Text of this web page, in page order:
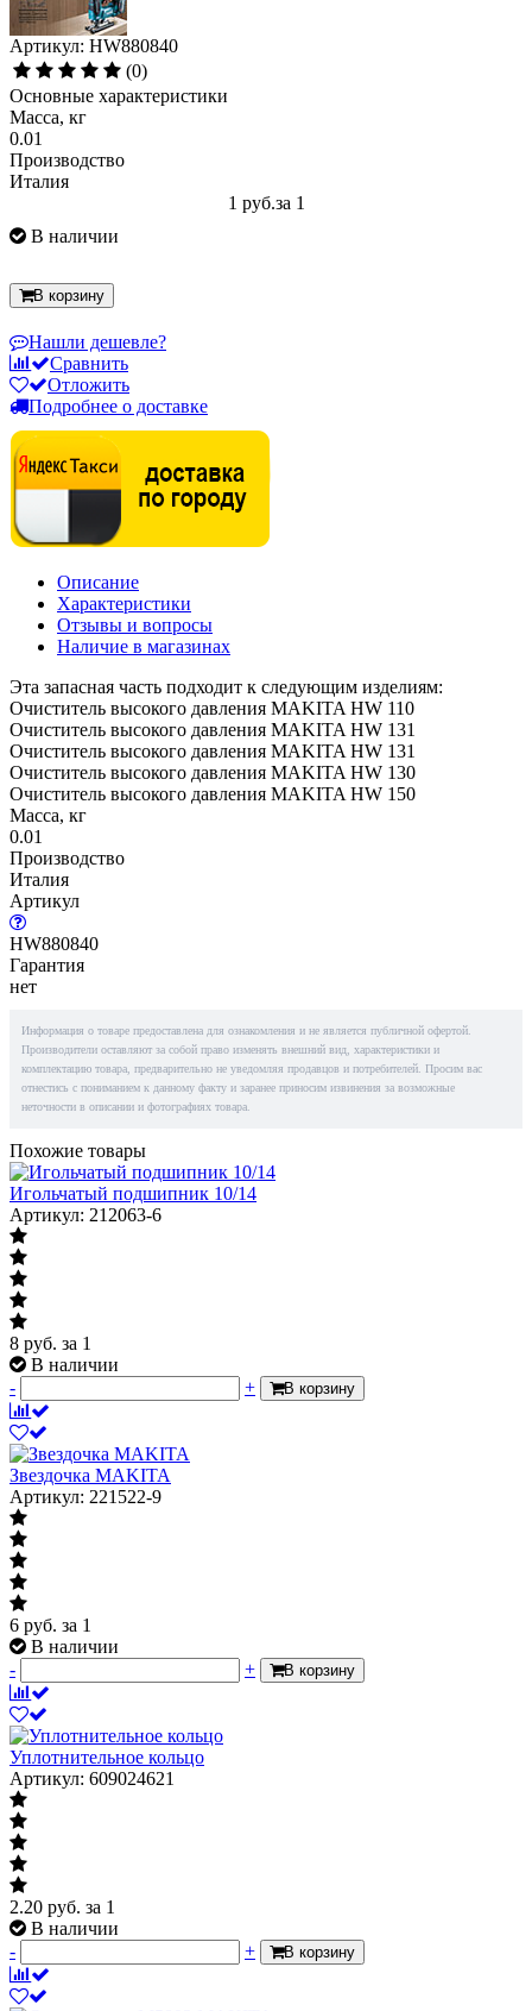
Артикул: HW880840
(0)
Основные характеристики
Масса, кг
0.01
Производство
Италия
1 руб.за 1
В наличии
В корзину
Нашли дешевле?
Сравнить
Отложить
Подробнее о доставке
Описание
Характеристики
Отзывы и вопросы
Наличие в магазинах
Эта запасная часть подходит к следующим изделиям:
Очиститель высокого давления MAKITA HW 110
Очиститель высокого давления MAKITA HW 131
Очиститель высокого давления MAKITA HW 131
Очиститель высокого давления MAKITA HW 130
Очиститель высокого давления MAKITA HW 150
Масса, кг
0.01
Производство
Италия
Артикул
HW880840
Гарантия
нет
Информация о товаре предоставлена для ознакомления и не является публичной офертой.
Производители оставляют за собой право изменять внешний вид, характеристики и
комплектацию товара, предварительно не уведомляя продавцов и потребителей. Просим вас
отнестись с пониманием к данному факту и заранее приносим извинения за возможные
неточности в описании и фотографиях товара.
Похожие товары
Игольчатый подшипник 10/14
Артикул: 212063-6
8 руб. за 1
В наличии
-
+ В корзину
Звездочка MAKITA
Артикул: 221522-9
6 руб. за 1
В наличии
-
+ В корзину
Уплотнительное кольцо
Артикул: 609024621
2.20 руб. за 1
В наличии
-
+ В корзину